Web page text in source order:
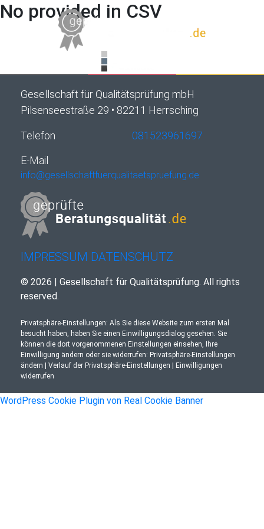
No provided in CSV
Gesellschaft für Qualitätsprüfung mbH
Pilsenseestraße 29 • 82211 Herrsching
Telefon
081523961697
E-Mail
info@gesellschaftfuerqualitaetspruefung.de
IMPRESSUM DATENSCHUTZ
© 2026 | Gesellschaft für Qualitätsprüfung. All rights
reserved.
Privatsphäre-Einstellungen: Als Sie diese Website zum ersten Mal
besucht haben, haben Sie einen Einwilligungsdialog gesehen. Sie
können die dort vorgenommenen Einstellungen einsehen, Ihre
Einwilligung ändern oder sie widerrufen: Privatsphäre-Einstellungen
ändern
Verlauf der Privatsphäre-Einstellungen
Einwilligungen
widerrufen
WordPress Cookie Plugin von Real Cookie Banner